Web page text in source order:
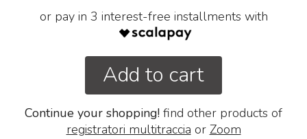
or pay in 3 interest-free installments with
Add to cart
Continue your shopping! find other products of
registratori multitraccia or Zoom